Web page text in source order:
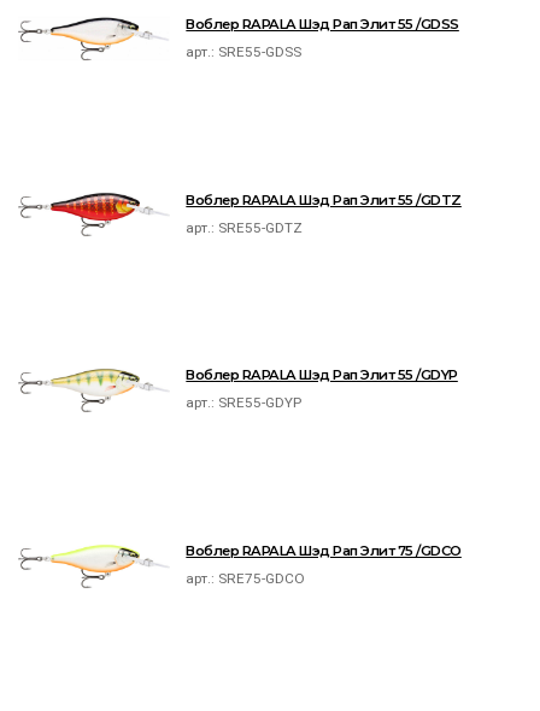
Воблер RAPALA Шэд Рап Элит 55 /GDSS
арт.: SRE55-GDSS
Воблер RAPALA Шэд Рап Элит 55 /GDTZ
арт.: SRE55-GDTZ
Воблер RAPALA Шэд Рап Элит 55 /GDYP
арт.: SRE55-GDYP
Воблер RAPALA Шэд Рап Элит 75 /GDCO
арт.: SRE75-GDCO